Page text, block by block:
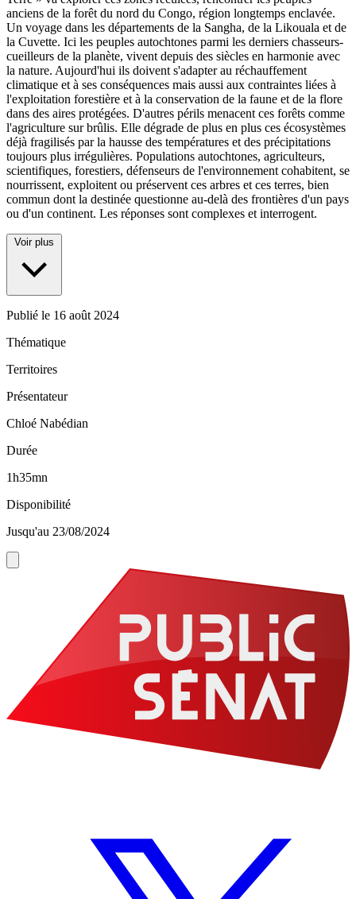
anciens de la forêt du nord du Congo, région longtemps enclavée.
Un voyage dans les départements de la Sangha, de la Likouala et de
la Cuvette. Ici les peuples autochtones parmi les derniers chasseurs-
cueilleurs de la planète, vivent depuis des siècles en harmonie avec
la nature. Aujourd'hui ils doivent s'adapter au réchauffement
climatique et à ses conséquences mais aussi aux contraintes liées à
l'exploitation forestière et à la conservation de la faune et de la flore
dans des aires protégées. D'autres périls menacent ces forêts comme
l'agriculture sur brûlis. Elle dégrade de plus en plus ces écosystèmes
déjà fragilisés par la hausse des températures et des précipitations
toujours plus irrégulières. Populations autochtones, agriculteurs,
scientifiques, forestiers, défenseurs de l'environnement cohabitent, se
nourrissent, exploitent ou préservent ces arbres et ces terres, bien
commun dont la destinée questionne au-delà des frontières d'un pays
ou d'un continent. Les réponses sont complexes et interrogent.
Voir plus
Publié le 16 août 2024
Thématique
Territoires
Présentateur
Chloé Nabédian
Durée
1h35mn
Disponibilité
Jusqu'au 23/08/2024